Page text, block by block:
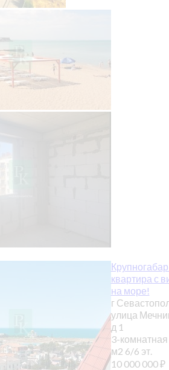
квартира с
на море!
г
улица
д 1
3-комнатная
м2 6/6 эт.
10 000 000₽